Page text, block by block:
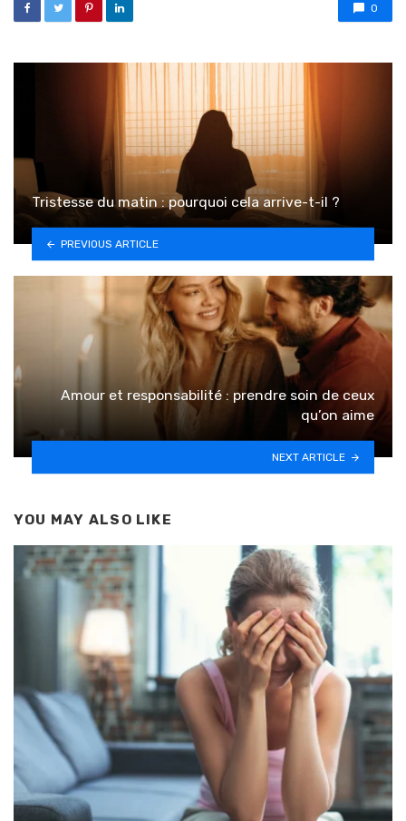
0
Tristesse du matin : pourquoi cela arrive-t-il ?
PREVIOUS ARTICLE
Amour et responsabilité : prendre soin de ceux
qu’on aime
NEXT ARTICLE
YOU MAY ALSO LIKE